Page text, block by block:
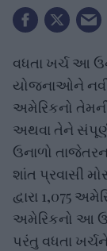
વધતા ખર્ચ આ
યોજનાઓને
અમેરિકનો
અથવા તેને
ઉનાળો
શાંત પ્રવાસી
દ્વારા 1,075
અમેરિકનો આ
પરંતુ વધતા